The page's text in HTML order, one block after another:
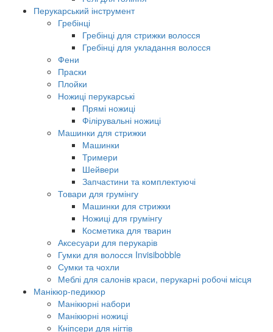
Перукарський інструмент
Гребінці
Гребінці для стрижки волосся
Гребінці для укладання волосся
Фени
Праски
Плойки
Ножиці перукарські
Прямі ножиці
Філірувальні ножиці
Машинки для стрижки
Машинки
Тримери
Шейвери
Запчастини та комплектуючі
Товари для грумінгу
Машинки для стрижки
Ножиці для грумінгу
Косметика для тварин
Аксесуари для перукарів
Гумки для волосся Invisibobble
Сумки та чохли
Меблі для салонів краси, перукарні робочі місця
Манікюр-педикюр
Манікюрні набори
Манікюрні ножиці
Кніпсери для нігтів